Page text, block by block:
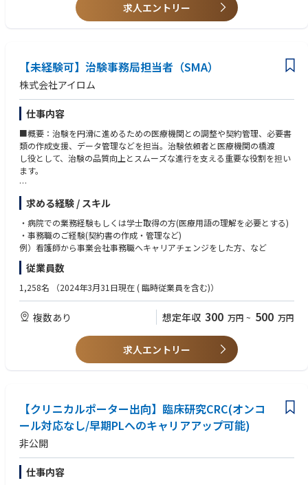
求人エントリー
【未経験可】治験事務局担当者（SMA）
株式会社アイロム
仕事内容
■概要：治験を円滑に進めるための医療機関との調整や契約管理、必要書
類の作成支援、データ管理などを担当。治験依頼者と医療機関の橋渡
し役として、治験の品質向上とスムーズな進行を支える重要な役割を担い
ます。
■詳細
・各種契約書の作成や確認・治験事務局や治験審査委員会（IRB）の運営
・議事録の作成・データ入力、ファイリング業務
■キャリア
当社では、SMAとしてのスキルアップだけでは
なく、CRCやCRAへのキャリアチェンジなど、グループの垣根を超え新た
なキャリアにもチャレンジ可能です。
求める経験 / スキル
・病院での業務経験もしくは学士取得の方(医療用語の理解を必要とする)
・事務職のご経験(契約書の作成・管理など)
例）看護師から事業会社事務職へキャリアチェンジをした方、など
従業員数
1,258名 （2024年3月31日現在 ( 臨時従業員を含む)）
複数あり 想定年収 300 万円 ~ 500 万円
求人エントリー
【クリニカルポーター出向】臨床研究CRC(オンコ
ール対応なし/早期PLへのキャリアアップ可能)
非公開
仕事内容